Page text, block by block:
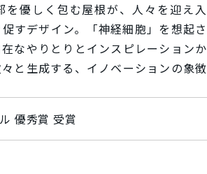
を優しく包む屋根が、人々を迎え入
すデザイン。「神経細胞」を想起さ
なやりとりとインスピレーションか
と生成する、イノベーションの象徴
優秀賞 受賞